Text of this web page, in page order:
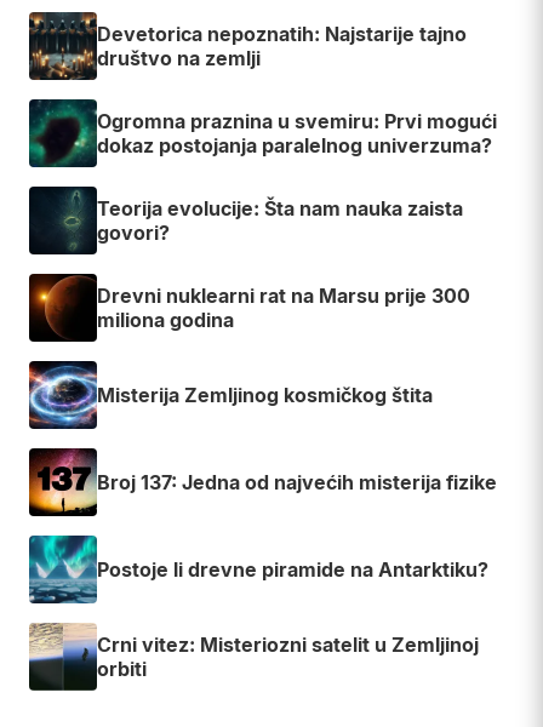
Devetorica nepoznatih: Najstarije tajno
društvo na zemlji
Ogromna praznina u svemiru: Prvi mogući
dokaz postojanja paralelnog univerzuma?
Teorija evolucije: Šta nam nauka zaista
govori?
Drevni nuklearni rat na Marsu prije 300
miliona godina
Misterija Zemljinog kosmičkog štita
Broj 137: Jedna od najvećih misterija fizike
Postoje li drevne piramide na Antarktiku?
Crni vitez: Misteriozni satelit u Zemljinoj
orbiti